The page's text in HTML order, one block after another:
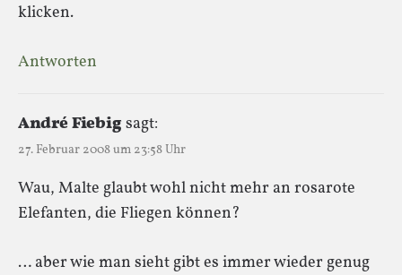
klicken.
Antworten
André Fiebigsagt:
27. Februar 2008 um 23:58 Uhr
Wau, Malte glaubt wohl nicht mehr an rosarote
Elefanten, die Fliegen können?
… aber wie man sieht gibt es immer wieder genug